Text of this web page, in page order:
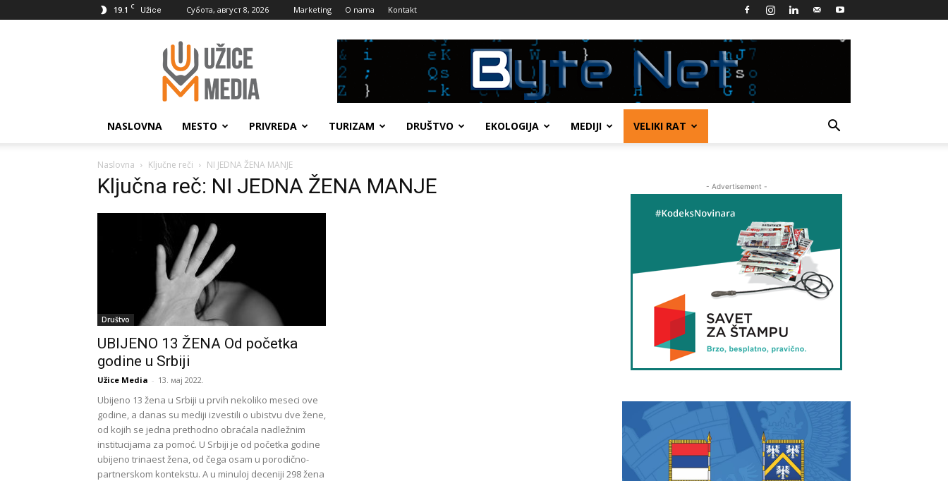
19.1 C Užice Субота, август 8, 2026 Marketing O nama Kontakt
UžiceMedia
NASLOVNA MESTO PRIVREDA TURIZAM DRUŠTVO EKOLOGIJA MEDIJI VELIKI RAT
Naslovna Ključne reči NI JEDNA ŽENA MANJE
Ključna reč: NI JEDNA ŽENA MANJE
Društvo
UBIJENO 13 ŽENA Od početka
godine u Srbiji
Užice Media - 13. мај 2022.
Ubijeno 13 žena u Srbiji u prvih nekoliko meseci ove
godine, a danas su mediji izvestili o ubistvu dve žene,
od kojih se jedna prethodno obraćala nadležnim
institucijama za pomoć. U Srbiji je od početka godine
ubijeno trinaest žena, od čega osam u porodično-
partnerskom kontekstu. A u minuloj deceniji 298 žena
- Advertisement -